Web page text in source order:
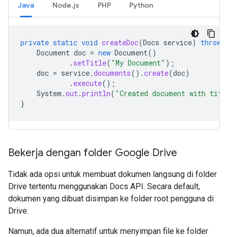
Java Node.js PHP Python
private static void createDoc(Docs service)
throws
Document doc = new Document()
. setTitle( "My Document" );
doc = service.documents().create(doc)
. execute();
System .out.println( "Created document with
}
Bekerja dengan folder Google Drive
Tidak ada opsi untuk membuat dokumen langsung di folder
Drive tertentu menggunakan Docs API. Secara default,
dokumen yang dibuat disimpan ke folder root pengguna di
Drive.
Namun, ada dua alternatif untuk menyimpan file ke folder